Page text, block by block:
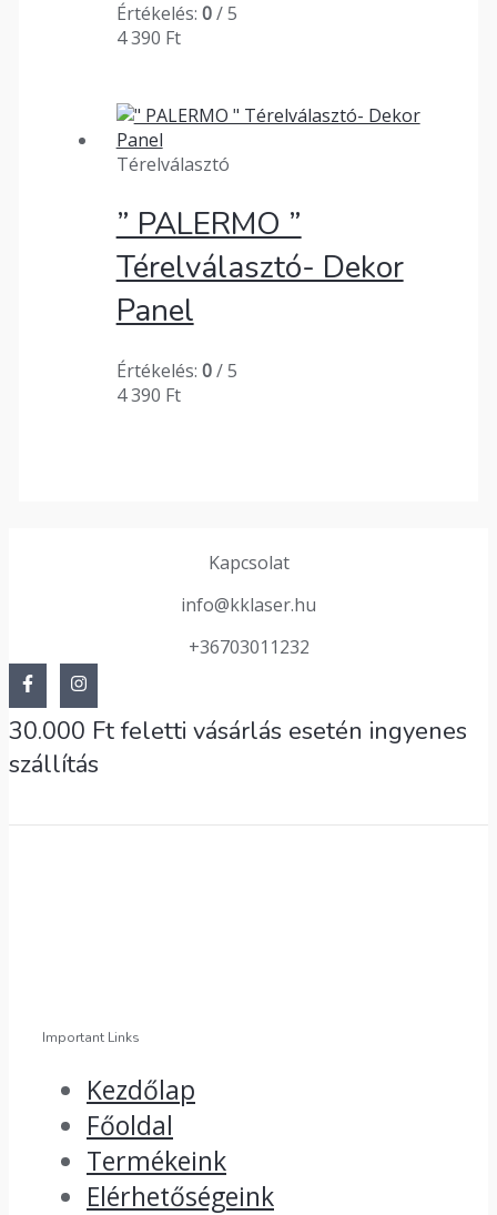
Értékelés: 0/ 5
4 390 Ft
Térelválasztó
” PALERMO ”
Térelválasztó- Dekor
Panel
Értékelés: 0/ 5
4 390 Ft
Kapcsolat
info@kklaser.hu
+36703011232
30.000 Ft feletti vásárlás esetén ingyenes
szállítás
Important Links
Kezdőlap
Főoldal
Termékeink
Elérhetőségeink